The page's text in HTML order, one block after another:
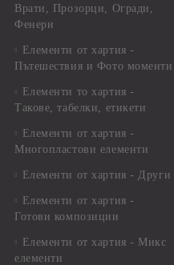
Врати, Прозорци, Огради,
Фенери
Елементи от хартия -
Пътешествия и Фото моменти
Елементи то хартия -
Такове, табелки, етикети
Елементи от хартия -
Многопластови елементи
Елементи от хартия - Други
Елементи от хартия -
Готови композиции
Елементи от хартия - Микс
елементи